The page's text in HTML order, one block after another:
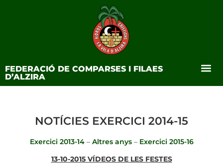
FEDERACIÓ DE COMPARSES I FILAES
D’ALZIRA
NOTÍCIES EXERCICI 2014-15
Exercici 2013-14– Altres anys– Exercici 2015-16
13-10-2015 VÍDEOS DE LES FESTES